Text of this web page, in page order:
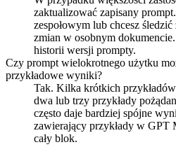
zaktualizować zapisany
zespołowym lub chcesz
zmian w osobnym
historii wersji prompty.
Czy prompt wielokrotnego użytku
przykładowe wyniki?
Tak. Kilka krótkich
dwa lub trzy przykłady
często daje bardziej spójne
zawierający przykłady w GPT
cały blok.